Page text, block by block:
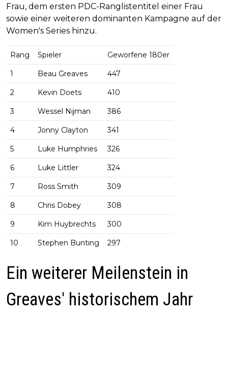
Frau, dem ersten PDC-Ranglistentitel einer Frau
sowie einer weiteren dominanten Kampagne auf der
Women's Series hinzu.
Rang Spieler Geworfene 180er
1 Beau Greaves 447
2 Kevin Doets 410
3 Wessel Nijman 386
4 Jonny Clayton 341
5 Luke Humphries 326
6 Luke Littler 324
7 Ross Smith 309
8 Chris Dobey 308
9 Kim Huybrechts 300
10 Stephen Bunting 297
Ein weiterer Meilenstein in
Greaves' historischem Jahr